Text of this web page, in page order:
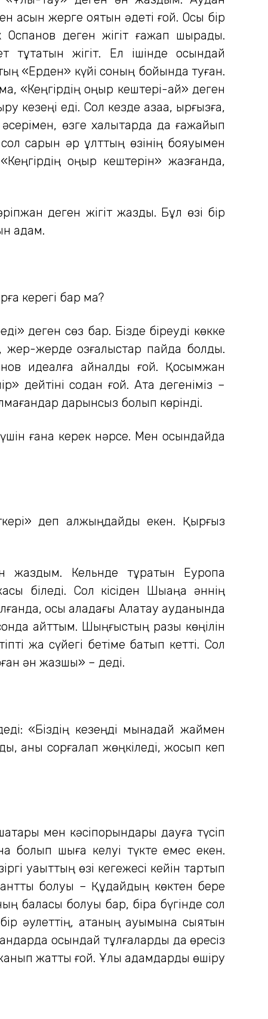
асын жерге қоятын әдеті ғой. Осы бір
деген жігіт ғажап шырқады.
тұтатын жігіт. Ел ішінде осындай
«Ерден» күйі соның бойында туған.
«Кеңгірдің қоңыр кештері-ай» деген
еді. Сол кезде қазаққа, қырғызға,
өзге халықтарда да ғажайып
сарын әр ұлттың өзінің бояуымен
қоңыр кештерін» жазғанда,
деген жігіт жазды. Бұл өзі бір
адам.
керегі бар ма?
деген сөз бар. Бізде біреуді көкке
жер-жерде қозғалыстар пайда болды.
идеалға айналды ғой. Қосымжан
дейтіні содан ғой. Атақ дегеніміз –
дарынсыз болып көрінді.
ғана керек нәрсе. Мен осындайда
деп қалжыңдайды екен. Қырғыз
жаздым. Кельнде тұратын Еуропа
біледі. Сол кісіден Шықаңа әннің
осы қаладағы Алатау ауданында
айттым. Шыңғыстың разы көңілін
жақ сүйегі бетіме батып кетті. Сол
ән жазшы» – деді.
«Біздің кезеңді мынадай жаймен
қаны сорғалап жөңкіледі, жосып кеп
мен кәсіпорындары дауға түсіп
болып шыға келуі түкте емес екен.
уақыттың өзі кегежесі кейін тартып
болуы – Құдайдың көктен бере
баласы болуы бар, бірақ бүгінде сол
әулеттің, атаның ауқымына сыятын
осындай тұлғаларды да өресіз
жатты ғой. Ұлы адамдарды өшіру